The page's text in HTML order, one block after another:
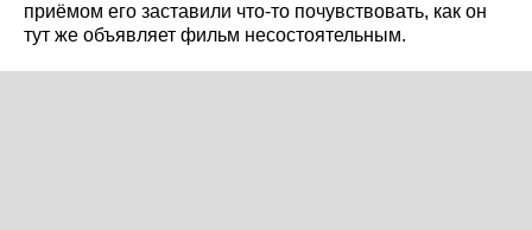
приёмом его заставили что-то почувствовать, как он
тут же объявляет фильм несостоятельным.